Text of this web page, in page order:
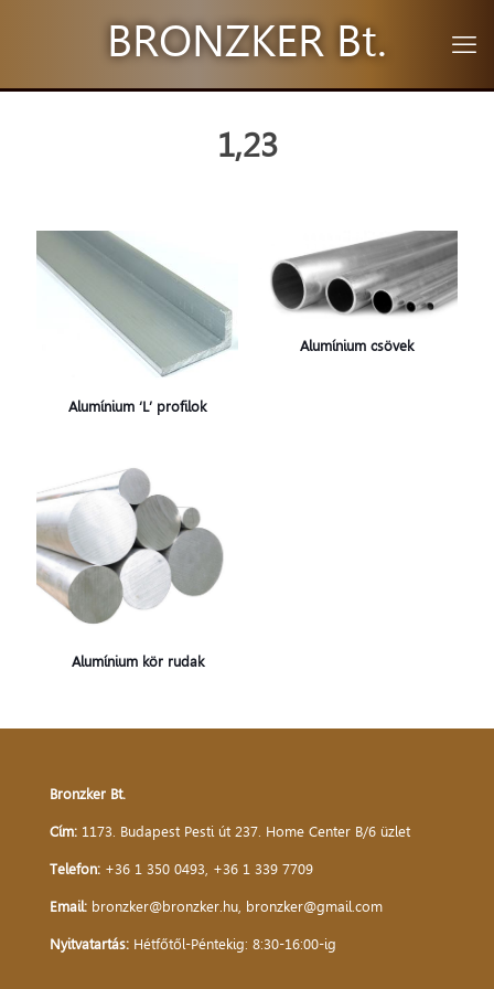
BRONZKER Bt.
1,23
Alumínium ‘L’ profilok
Alumínium csövek
Alumínium kör rudak
Bronzker Bt.
Cím: 1173. Budapest Pesti út 237. Home Center B/6 üzlet
Telefon: +36 1 350 0493, +36 1 339 7709
Email: bronzker@bronzker.hu, bronzker@gmail.com
Nyitvatartás: Hétfőtől-Péntekig: 8:30-16:00-ig